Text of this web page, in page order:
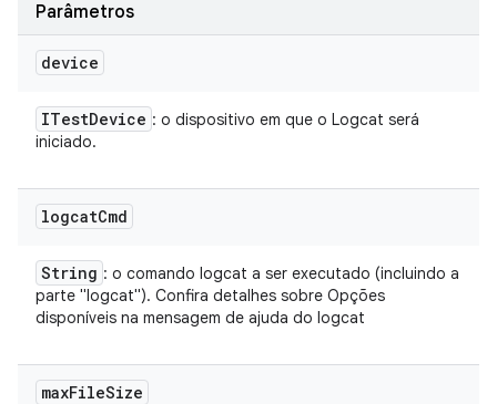
Parâmetros
device
ITestDevice : o dispositivo em que o Logcat será
iniciado.
logcatCmd
String : o comando logcat a ser executado (incluindo a
parte "logcat"). Confira detalhes sobre Opções
disponíveis na mensagem de ajuda do logcat
maxFileSize